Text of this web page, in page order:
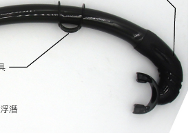
份有限公司」（以下簡稱本公司）所提供，讓
務購買商品或服務，並由商店將買賣／分期付款
，依約使用本公司帳單繳交帳款。
你分期」之契約關係目的，商店將以您的個人
）提供予台灣大哥大進項蒐集、處理及利用，
帳單所需資料之確認、核對及更正。
https://oppay.tw/userRule
進行付款，方視為交易完成。
下不需立刻繳費，但若您需要取消訂單，請聯絡
同意取消之訂單仍視為有效，需透過AFTEE先享
先享後付 」之結帳頁面顯示為準，若有關於
欲退款等相關疑問，請聯繫「AFTEE先享後付
support/home
限公司提供之「AFTEE先享後付」服務完成之交
提供個人資料，並將交易相關給付款項請求債
含以上)免運費